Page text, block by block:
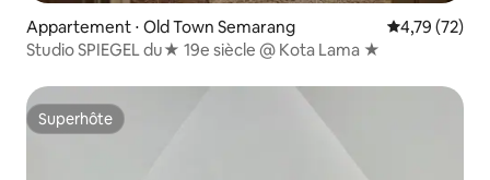
Appartement ⋅ Old Town Semarang Évaluation
4,79 (72)
Studio SPIEGEL du★ 19e siècle @ Kota Lama ★
Superhôte
Superhôte